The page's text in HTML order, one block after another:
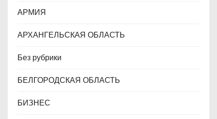
м
АРМИЯ
АРХАНГЕЛЬСКАЯ ОБЛАСТЬ
Без рубрики
БЕЛГОРОДСКАЯ ОБЛАСТЬ
БИЗНЕС